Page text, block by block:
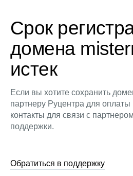
Срок
домена
истек
Если вы хотите сохранить
партнеру Руцентра для оплаты
контакты для связи с
поддержки.
Обратиться в поддержку